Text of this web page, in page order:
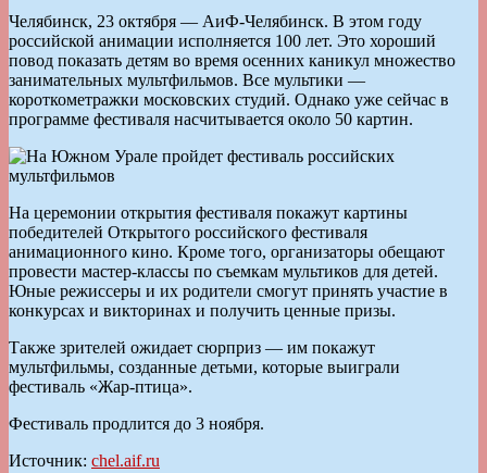
Челябинск, 23 октября — АиФ-Челябинск. В этом году
российской анимации исполняется 100 лет. Это хороший
повод показать детям во время осенних каникул множество
занимательных мультфильмов. Все мультики —
короткометражки московских студий. Однако уже сейчас в
программе фестиваля насчитывается около 50 картин.
На церемонии открытия фестиваля покажут картины
победителей Открытого российского фестиваля
анимационного кино. Кроме того, организаторы обещают
провести мастер-классы по съемкам мультиков для детей.
Юные режиссеры и их родители смогут принять участие в
конкурсах и викторинах и получить ценные призы.
Также зрителей ожидает сюрприз — им покажут
мультфильмы, созданные детьми, которые выиграли
фестиваль «Жар-птица».
Фестиваль продлится до 3 ноября.
Источник: chel.aif.ru